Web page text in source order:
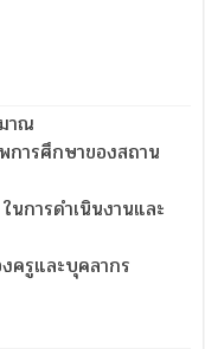
าณ
ารศึกษาของสถาน
การดำเนินงานและ
ครูและบุคลากร